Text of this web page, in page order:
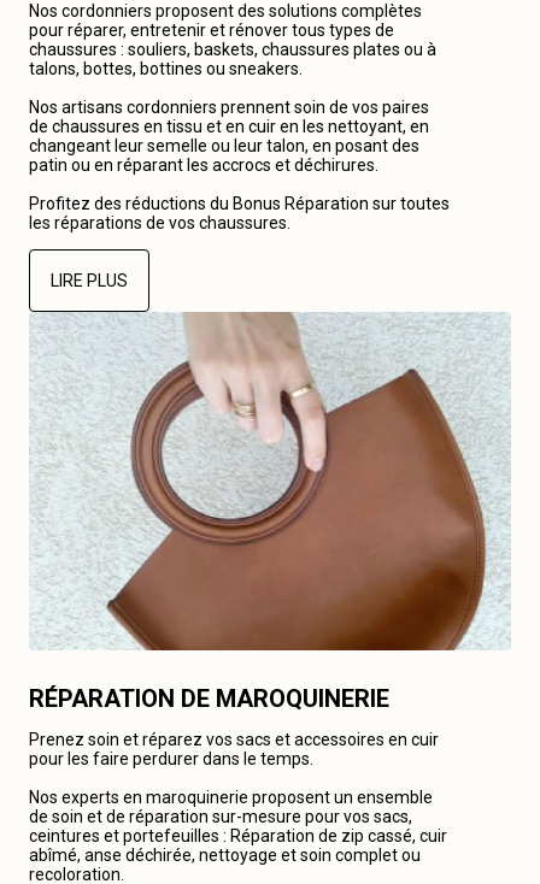
Nos cordonniers proposent des solutions complètes
pour réparer, entretenir et rénover tous types de
chaussures : souliers, baskets, chaussures plates ou à
talons, bottes, bottines ou sneakers.
Nos artisans cordonniers prennent soin de vos paires
de chaussures en tissu et en cuir en les nettoyant, en
changeant leur semelle ou leur talon, en posant des
patin ou en réparant les accrocs et déchirures.
Profitez des réductions du Bonus Réparation sur toutes
les réparations de vos chaussures.
LIRE PLUS
RÉPARATION DE MAROQUINERIE
Prenez soin et réparez vos sacs et accessoires en cuir
pour les faire perdurer dans le temps.
Nos experts en maroquinerie proposent un ensemble
de soin et de réparation sur-mesure pour vos sacs,
ceintures et portefeuilles : Réparation de zip cassé, cuir
abîmé, anse déchirée, nettoyage et soin complet ou
recoloration.